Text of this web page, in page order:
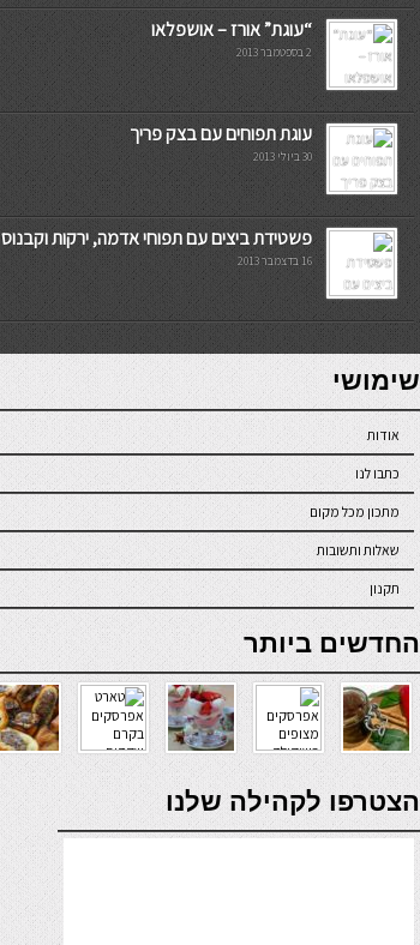
“עוגת” אורז – אושפלאו
2 בספטמבר 2013
עוגת תפוחים עם בצק פריך
30 ביולי 2013
פשטידת ביצים עם תפוחי אדמה, ירקות וקבנוס
16 בדצמבר 2013
7slots
seriöse online casinos österreich
שימושי
אודות
כתבו לנו
מתכון מכל מקום
שאלות ותשובות
תקנון
online casino
החדשים ביותר
verde casino
הצטרפו לקהילה שלנו